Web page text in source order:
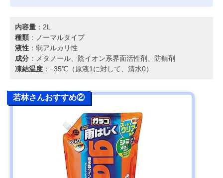
内容量 ：2L
種類 ：ノーマルタイプ
液性 ：弱アルカリ性
成分 ：メタノール、陰イオン系界面活性剤、防錆剤
凍結温度 ：−35℃（原液1に対して、清水0）
若林さんおすすめ②